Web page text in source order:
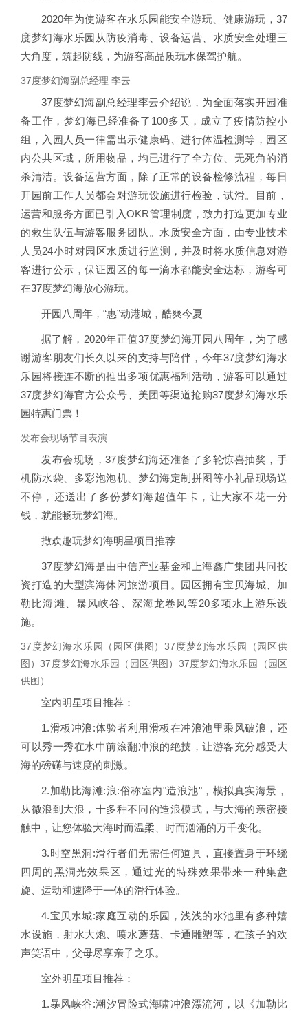
2020年为使游客在水乐园能安全游玩、健康游玩，37
度梦幻海水乐园从防疫消毒、设备运营、水质安全处理三
大角度，筑起防线，为游客高品质玩水保驾护航。
37度梦幻海副总经理 李云
37度梦幻海副总经理李云介绍说，为全面落实开园准
备工作，梦幻海已经准备了100多天，成立了疫情防控小
组，入园人员一律需出示健康码、进行体温检测等，园区
内公共区域，所用物品，均已进行了全方位、无死角的消
杀清洁。设备运营方面，除了正常的设备检修流程，每日
开园前工作人员都会对游玩设施进行检验，试滑。目前，
运营和服务方面已引入OKR管理制度，致力打造更加专业
的救生队伍与游客服务团队。水质安全方面，由专业技术
人员24小时对园区水质进行监测，并及时将水质信息对游
客进行公示，保证园区的每一滴水都能安全达标，游客可
在37度梦幻海放心游玩。
开园八周年，“惠”动港城，酷爽今夏
据了解，2020年正值37度梦幻海开园八周年，为了感
谢游客朋友们长久以来的支持与陪伴，今年37度梦幻海水
乐园将接连不断的推出多项优惠福利活动，游客可以通过
37度梦幻海官方公众号、美团等渠道抢购37度梦幻海水乐
园特惠门票！
发布会现场节目表演
发布会现场，37度梦幻海还准备了多轮惊喜抽奖，手
机防水袋、多彩泡泡机、梦幻海定制拼图等小礼品现场送
不停，还送出了多份梦幻海超值年卡，让大家不花一分
钱，就能畅玩梦幻海。
撒欢趣玩梦幻海明星项目推荐
37度梦幻海是由中信产业基金和上海鑫广集团共同投
资打造的大型滨海休闲旅游项目。园区拥有宝贝海城、加
勒比海滩、暴风峡谷、深海龙卷风等20多项水上游乐设
施。
37度梦幻海水乐园（园区供图）37度梦幻海水乐园（园区供
图）37度梦幻海水乐园（园区供图）37度梦幻海水乐园（园区
供图）
室内明星项目推荐：
1.滑板冲浪:体验者利用滑板在冲浪池里乘风破浪，还
可以秀一秀在水中前滚翻冲浪的绝技，让游客充分感受大
海的磅礴与速度的刺激。
2.加勒比海滩:浪:俗称室内"造浪池"，模拟真实海景，
从微浪到大浪，十多种不同的造浪模式，与大海的亲密接
触中，让您体验大海时而温柔、时而汹涌的万千变化。
3.时空黑洞:滑行者们无需任何道具，直接置身于环绕
四周的黑洞光效果区，通过光的特殊效果带来一种集盘
旋、运动和速降于一体的滑行体验。
4.宝贝水城:家庭互动的乐园，浅浅的水池里有多种嬉
水设施，射水大炮、喷水蘑菇、卡通雕塑等，在孩子的欢
声笑语中，父母尽享亲子之乐。
室外明星项目推荐：
1.暴风峡谷:潮汐冒险式海啸冲浪漂流河，以《加勒比